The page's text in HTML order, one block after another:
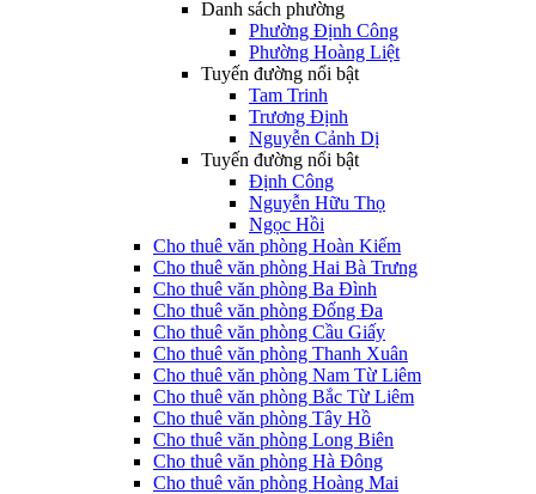
Danh sách phường
Phường Định Công
Phường Hoàng Liệt
Tuyến đường nổi bật
Tam Trinh
Trương Định
Nguyễn Cảnh Dị
Tuyến đường nổi bật
Định Công
Nguyễn Hữu Thọ
Ngọc Hồi
Cho thuê văn phòng Hoàn Kiếm
Cho thuê văn phòng Hai Bà Trưng
Cho thuê văn phòng Ba Đình
Cho thuê văn phòng Đống Đa
Cho thuê văn phòng Cầu Giấy
Cho thuê văn phòng Thanh Xuân
Cho thuê văn phòng Nam Từ Liêm
Cho thuê văn phòng Bắc Từ Liêm
Cho thuê văn phòng Tây Hồ
Cho thuê văn phòng Long Biên
Cho thuê văn phòng Hà Đông
Cho thuê văn phòng Hoàng Mai